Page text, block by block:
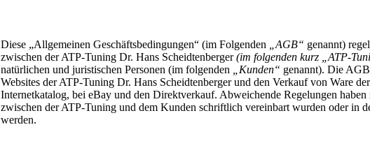
Diese „Allgemeinen Geschäftsbedingungen“ (im Folgenden „AGB“ genannt)
zwischen der ATP-Tuning Dr. Hans Scheidtenberger(im folgenden kurz „ATP-
natürlichen und juristischen Personen (im folgenden
„Kunden“ genannt). Die
Websites der ATP-Tuning Dr. Hans Scheidtenberger und den Verkauf von Ware
Internetkatalog, bei eBay und den Direktverkauf. Abweichende Regelungen
zwischen der ATP-Tuning und dem Kunden schriftlich vereinbart wurden oder in
werden.